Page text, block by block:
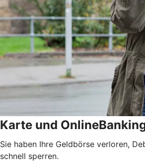
Karte und
Sie haben Ihre Geldbörse verloren,
schnell sperren.